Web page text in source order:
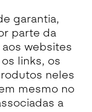
garantia,
parte da
websites
links, os
neles
mesmo no
a